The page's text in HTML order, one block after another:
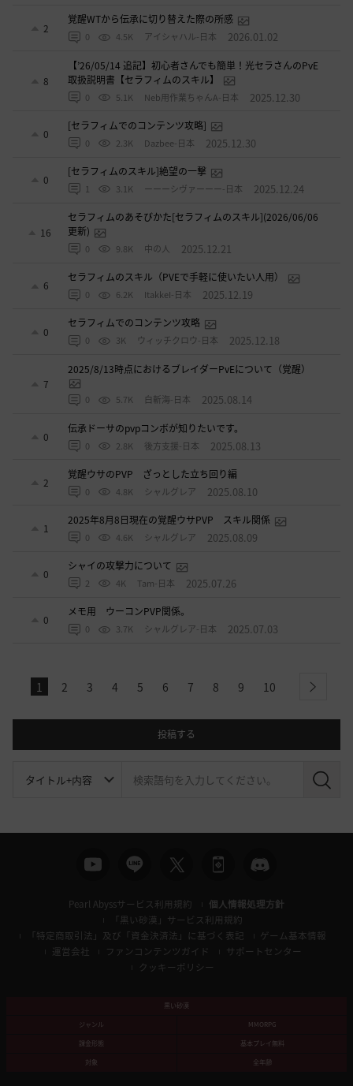
2
覚醒WTから伝承に切り替えた際の所感
0 4.5K アイシャハル-日本 2026.01.02
8
【’26/05/14 追記】初心者さんでも簡単！光セラさんのPvE
取扱説明書【セラフィムのスキル】
0 5.1K Neb用作業ちゃんA-日本 2025.12.30
0
[セラフィムでのコンテンツ攻略]
0 2.3K Dazbee-日本 2025.12.30
0
[セラフィムのスキル]絶望の一撃
1 3.1K ーーーシヴァーーー-日本 2025.12.24
16
セラフィムのあそびかた[セラフィムのスキル](2026/06/06
更新)
0 9.8K 中の人 2025.12.21
6
セラフィムのスキル（PVEで手軽に使いたい人用）
0 6.2K ItakkeI-日本 2025.12.19
0
セラフィムでのコンテンツ攻略
0 3K ウィッチクロウ-日本 2025.12.18
7
2025/8/13時点におけるブレイダーPvEについて（覚醒）
0 5.7K 白斬海-日本 2025.08.14
0
伝承ドーサのpvpコンボが知りたいです。
0 2.8K 後方支援-日本 2025.08.13
2
覚醒ウサのPVP ざっとした立ち回り編
0 4.8K シャルグレア 2025.08.10
1
2025年8月8日現在の覚醒ウサPVP スキル関係
0 4.6K シャルグレア 2025.08.09
0
シャイの攻撃力について
2 4K Tam-日本 2025.07.26
0
メモ用 ウーコンPVP関係。
0 3.7K シャルグレア-日本 2025.07.03
1 2 3 4 5 6 7 8 9 10 next
投稿する
検
Pearl Abyssサービス利用規約
個人情報処理方針
「黒い砂漠」サービス利用規約
「特定商取引法」及び「資金決済法」に基づく表記
ゲーム基本情報
運営会社
ファンコンテンツガイド
サポートセンター
クッキーポリシー
黒い砂漠
ジャンル
MMORPG
課金形態
基本プレイ無料
対象
全年齢